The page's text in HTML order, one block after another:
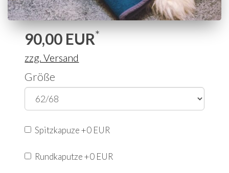
90,00 EUR*
zzg. Versand
Größe
Spitzkapuze +0 EUR
Rundkaputze +0 EUR